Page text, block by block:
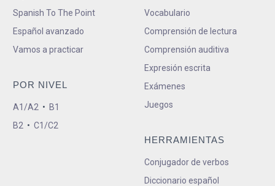
Spanish To The Point
Español avanzado
Vamos a practicar
POR NIVEL
A1/A2 • B1
B2 • C1/C2
Vocabulario
Comprensión de lectura
Comprensión auditiva
Expresión escrita
Exámenes
Juegos
HERRAMIENTAS
Conjugador de verbos
Diccionario español